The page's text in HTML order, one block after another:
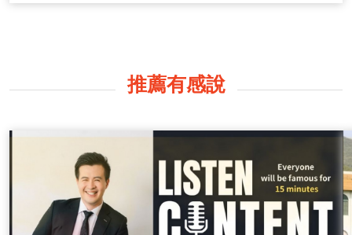
推薦有感說